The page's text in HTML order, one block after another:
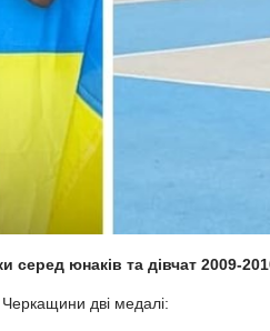
серед юнаків та дівчат 2009-
Черкащини дві медалі: